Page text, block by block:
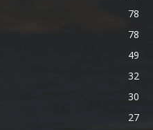
78
78
49
32
30
27